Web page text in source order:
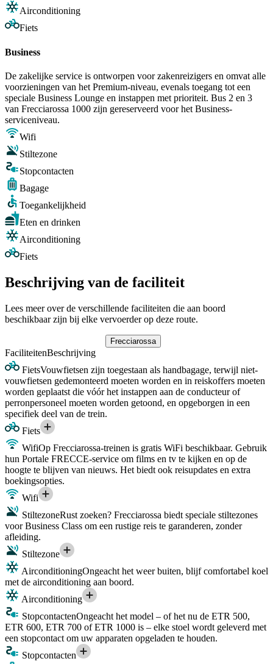
Airconditioning
Fiets
Business
De zakelijke service is ontworpen voor zakenreizigers en omvat alle
voorzieningen van het Premium-niveau, evenals toegang tot een
speciale Business Lounge en instappen met prioriteit. Bus 2 en 3
van Frecciarossa 1000 zijn gereserveerd voor het Business-
serviceniveau.
Wifi
Stiltezone
Stopcontacten
Bagage
Toegankelijkheid
Eten en drinken
Airconditioning
Fiets
Beschrijving van de faciliteit
Lees meer over de verschillende faciliteiten die aan boord
beschikbaar zijn bij elke vervoerder op deze route.
Frecciarossa
FaciliteitenBeschrijving
FietsVouwfietsen zijn toegestaan als handbagage, terwijl niet-
vouwfietsen gedemonteerd moeten worden en in reiskoffers moeten
worden geplaatst die vóór het instappen aan de conducteur of
perronpersoneel moeten worden getoond, en opgeborgen in een
specifiek deel van de trein.
Fiets
WifiOp Frecciarossa-treinen is gratis WiFi beschikbaar. Gebruik
hun Portale FRECCE-service om films en tv te kijken en op de
hoogte te blijven van nieuws. Het biedt ook reisupdates en extra
boekingsopties.
Wifi
StiltezoneRust zoeken? Frecciarossa biedt speciale stiltezones
voor Business Class om een rustige reis te garanderen, zonder
afleiding.
Stiltezone
AirconditioningOngeacht het weer buiten, blijf comfortabel koel
met de airconditioning aan boord.
Airconditioning
StopcontactenOngeacht het model – of het nu de ETR 500,
ETR 600, ETR 700 of ETR 1000 is – elke stoel wordt geleverd met
een stopcontact om uw apparaten opgeladen te houden.
Stopcontacten